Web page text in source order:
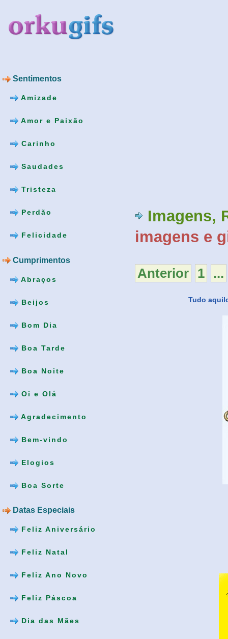
Sentimentos
Amizade
Amor e Paixão
Carinho
Saudades
Tristeza
Perdão
Felicidade
Cumprimentos
Abraços
Beijos
Bom Dia
Boa Tarde
Boa Noite
Oi e Olá
Agradecimento
Bem-vindo
Elogios
Boa Sorte
Datas Especiais
Feliz Aniversário
Feliz Natal
Feliz Ano Novo
Feliz Páscoa
Dia das Mães
Imagens,
imagens e
Anterior 1 ...
Tudo